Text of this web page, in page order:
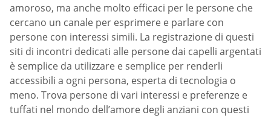
amoroso, ma anche molto efficaci per le persone che
cercano un canale per esprimere e parlare con
persone con interessi simili. La registrazione di questi
siti di incontri dedicati alle persone dai capelli argentati
è semplice da utilizzare e semplice per renderli
accessibili a ogni persona, esperta di tecnologia o
meno. Trova persone di vari interessi e preferenze e
tuffati nel mondo dell’amore degli anziani con questi